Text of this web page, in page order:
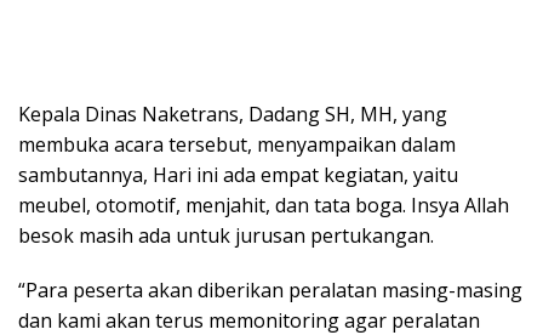
Kepala Dinas Naketrans, Dadang SH, MH, yang
membuka acara tersebut, menyampaikan dalam
sambutannya, Hari ini ada empat kegiatan, yaitu
meubel, otomotif, menjahit, dan tata boga. Insya Allah
besok masih ada untuk jurusan pertukangan.
“Para peserta akan diberikan peralatan masing-masing
dan kami akan terus memonitoring agar peralatan